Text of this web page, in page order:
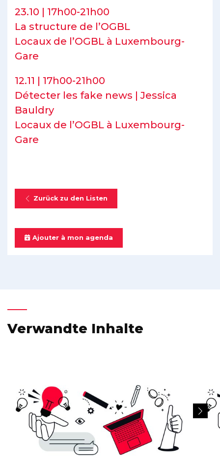
23.10 | 17h00-21h00
La structure de l’OGBL
Locaux de l’OGBL à Luxembourg-
Gare
12.11 | 17h00-21h00
Détecter les fake news | Jessica
Bauldry
Locaux de l’OGBL à Luxembourg-
Gare
Zurück zu den Listen
Ajouter à mon agenda
Verwandte Inhalte